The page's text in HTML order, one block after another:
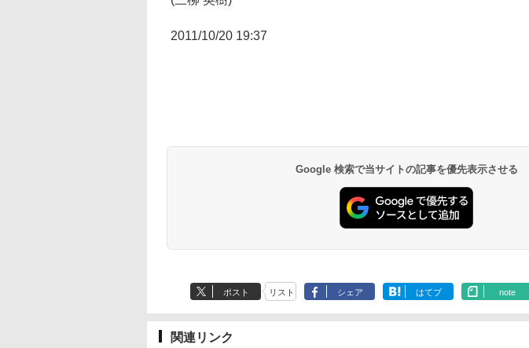
2011/10/20 19:37
Google 検索で当サイトの記事を優先表示させる
ポスト リスト シェア はてブ note
関連リンク